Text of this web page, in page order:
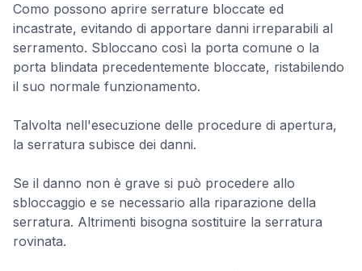
Como possono aprire serrature bloccate ed
incastrate, evitando di apportare danni irreparabili al
serramento. Sbloccano così la porta comune o la
porta blindata precedentemente bloccate, ristabilendo
il suo normale funzionamento.
Talvolta nell'esecuzione delle procedure di apertura,
la serratura subisce dei danni.
Se il danno non è grave si può procedere allo
sbloccaggio e se necessario alla riparazione della
serratura. Altrimenti bisogna sostituire la serratura
rovinata.